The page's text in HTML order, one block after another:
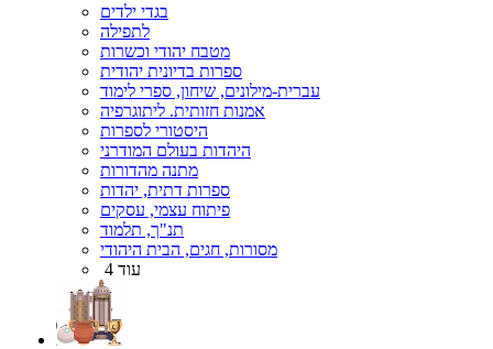
בגדי ילדים
לתפילה
מטבח יהודי וכשרות
ספרות בדיונית יהודית
עברית-מילונים, שיחון, ספרי לימוד
אמנות חזותית. ליתוגרפיה
היסטורי לספרות
היהדות בעולם המודרני
מתנה מהדורות
ספרות דתית, יהדות
פיתוח עצמי, עסקים
תנ"ך, תלמוד
מסורות, חגים, הבית היהודי
עוד 4